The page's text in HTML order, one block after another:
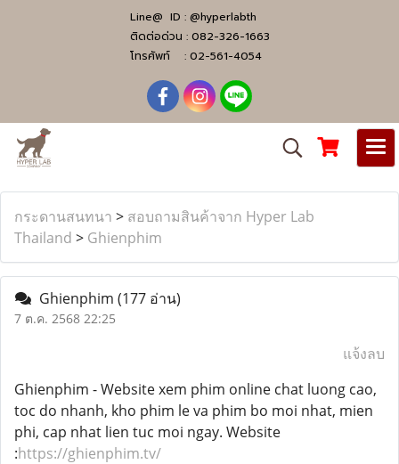
Line@ ID : @hyperlabth
ติดต่อด่วน : 082-326-1663
โทรศัพท์ : 02-561-4054
กระดานสนทนา > สอบถามสินค้าจาก Hyper Lab
Thailand > Ghienphim
Ghienphim (177 อ่าน)
7 ต.ค. 2568 22:25
แจ้งลบ
Ghienphim - Website xem phim online chat luong cao,
toc do nhanh, kho phim le va phim bo moi nhat, mien
phi, cap nhat lien tuc moi ngay. Website
:https://ghienphim.tv/